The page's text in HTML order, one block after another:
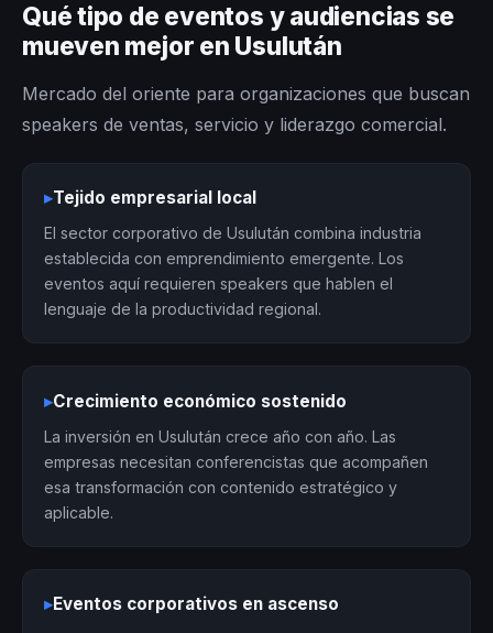
Qué tipo de eventos y audiencias se
mueven mejor en Usulután
Mercado del oriente para organizaciones que buscan
speakers de ventas, servicio y liderazgo comercial.
▸Tejido empresarial local
El sector corporativo de Usulután combina industria
establecida con emprendimiento emergente. Los
eventos aquí requieren speakers que hablen el
lenguaje de la productividad regional.
▸Crecimiento económico sostenido
La inversión en Usulután crece año con año. Las
empresas necesitan conferencistas que acompañen
esa transformación con contenido estratégico y
aplicable.
▸Eventos corporativos en ascenso